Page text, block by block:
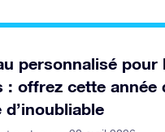
personnalisé pour
: offrez cette année
d’inoubliable